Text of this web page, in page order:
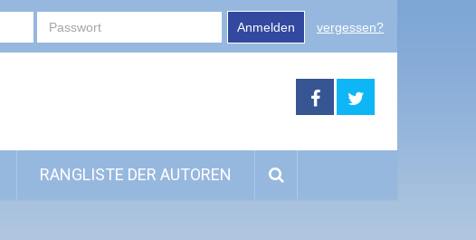
Anmelden vergessen?
RANGLISTE DER AUTOREN